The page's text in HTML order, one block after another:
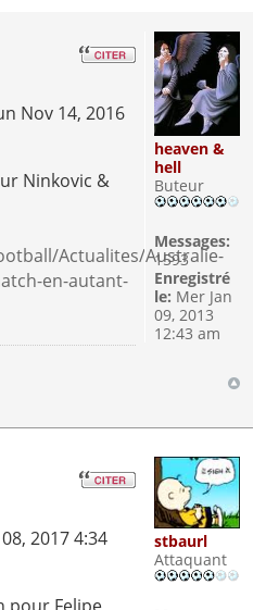
Nov 14, 2016
Ninkovic &
Actualites/Australie-
en-autant-
heaven &
hell
Buteur
Messages:
1593
Enregistré
le: Mer Jan
09, 2013
12:43 am
2017 4:34
stbaurl
Attaquant